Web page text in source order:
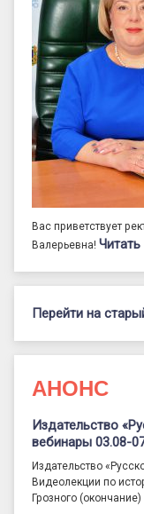
Вас приветствует
Валерьевна!
Перейти на
АНОНС
Издательство
вебинары 03.08-
Издательство
Видеолекции по
Грозного (окончание)